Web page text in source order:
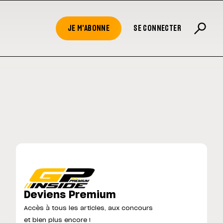
JE M'ABONNE SE CONNECTER
Deviens Premium
Accès à tous les articles, aux concours
et bien plus encore !